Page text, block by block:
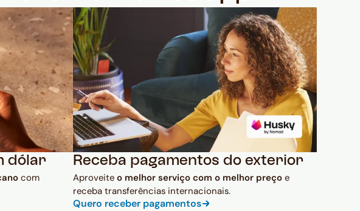
dólar
com
Receba pagamentos do exterior
Aproveiteo melhor serviço com o melhor preço e
receba transferências internacionais.
Quero receber pagamentos